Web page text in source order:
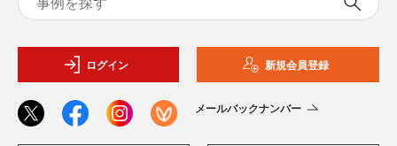
ログイン 新規会員登録
メールバックナンバー